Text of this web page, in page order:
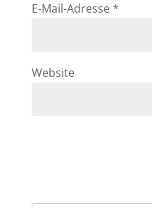
E-Mail-Adresse *
Website